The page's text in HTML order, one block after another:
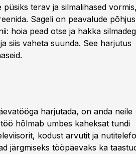
terav ja silmalihased
Sageli on peavalude
hoia pead otse ja hakka
siis vaheta suunda. See harjutus
harjutada, on anda neile
hõlmab umbes kaheksat tundi
kodust arvutit ja
järgmiseks tööpäevaks ka